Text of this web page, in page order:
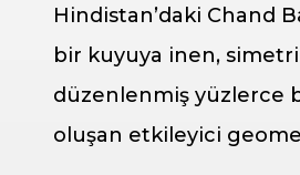
Hindistan’daki Chand
bir kuyuya inen,
düzenlenmiş yüzlerce
oluşan etkileyici